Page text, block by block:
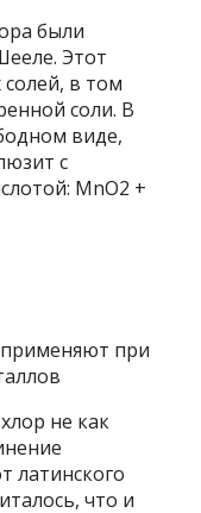
были
Этот
в том
соли. В
виде,
с
MnO2 +
при
не как
латинского
что и